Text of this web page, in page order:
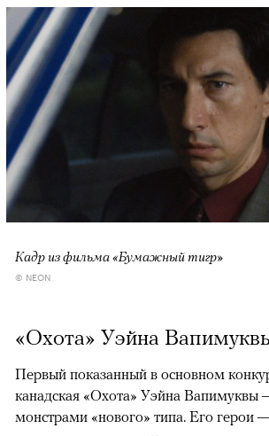
Кадр из фильма «Бумажный тигр»
© NEON
«Охота» Уэйна
Первый показанный в основном
канадская «Охота» Уэйна Вапимуквы
монстрами «нового» типа. Его герои